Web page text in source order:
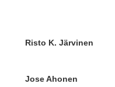
Risto K. Järvinen
Jose Ahonen